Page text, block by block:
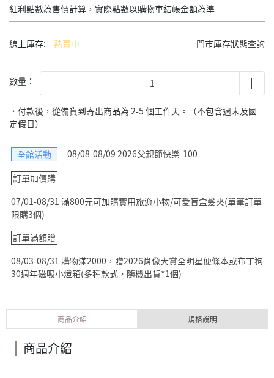
紅利點數為售價計算，實際點數以購物車結帳金額為準
線上庫存: 熱賣中 門市庫存狀態查詢
數量：
˙付款後，從備貨到寄出商品為 2-5 個工作天。（不包含週末及國
定假日）
全館活動
08/08-08/09 2026父親節快樂-100
訂單加價購
07/01-08/31 滿800元可加購實用旅遊小物/可愛盲盒髮夾(單筆訂單
限購3個)
訂單滿額贈
08/03-08/31 購物滿2000，贈2026肖像大賞全明星便條本或布丁狗
30週年磁吸小燈箱(多種款式，隨機出貨*1個)
商品介紹 規格說明
商品介紹